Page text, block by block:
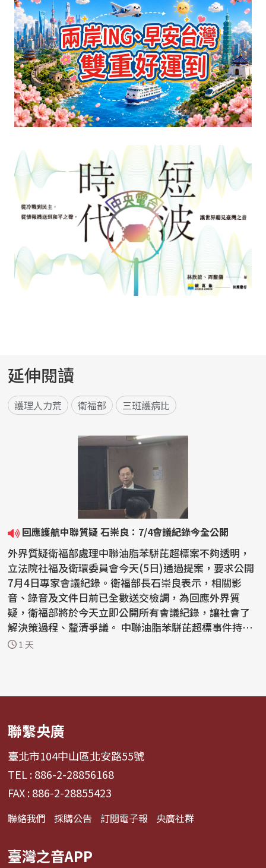
延伸閱讀
護理人力荒 衛福部 三班護病比
回應護航中聯質疑 石崇良：7/4會議紀錄今全公開
外界質疑衛福部處理中聯油脂苯駢芘超標案不夠透明，
立法院社福及衛環委員會今天(5日)通過提案，要求公開
7月4日專家會議紀錄。衛福部長石崇良表示，相關影
音、錄音及文件日前已全數送交檢調，為回應外界質
疑，衛福部將於今天立即公開所有會議紀錄，讓社會了
解決策過程、釐清爭議。 中聯油脂苯駢芘超標事件持續
延燒，國...
1 天
聯繫央廣
臺北市104中山區北安路55號
TEL : 886-2-28856168
FAX : 886-2-28855423
聯絡我們 採購公告 訂閱電子報 央廣社群
臺灣之音APP